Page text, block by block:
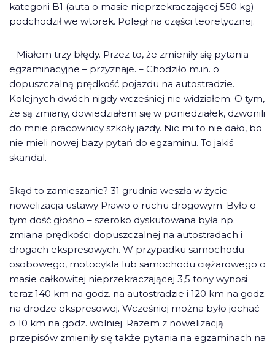
kategorii B1 (auta o masie nieprzekraczającej 550 kg)
podchodził we wtorek. Poległ na części teoretycznej.
– Miałem trzy błędy. Przez to, że zmieniły się pytania
egzaminacyjne – przyznaje. – Chodziło m.in. o
dopuszczalną prędkość pojazdu na autostradzie.
Kolejnych dwóch nigdy wcześniej nie widziałem. O tym,
że są zmiany, dowiedziałem się w poniedziałek, dzwonili
do mnie pracownicy szkoły jazdy. Nic mi to nie dało, bo
nie mieli nowej bazy pytań do egzaminu. To jakiś
skandal.
Skąd to zamieszanie? 31 grudnia weszła w życie
nowelizacja ustawy Prawo o ruchu drogowym. Było o
tym dość głośno – szeroko dyskutowana była np.
zmiana prędkości dopuszczalnej na autostradach i
drogach ekspresowych. W przypadku samochodu
osobowego, motocykla lub samochodu ciężarowego o
masie całkowitej nieprzekraczającej 3,5 tony wynosi
teraz 140 km na godz. na autostradzie i 120 km na godz.
na drodze ekspresowej. Wcześniej można było jechać
o 10 km na godz. wolniej. Razem z nowelizacją
przepisów zmieniły się także pytania na egzaminach na